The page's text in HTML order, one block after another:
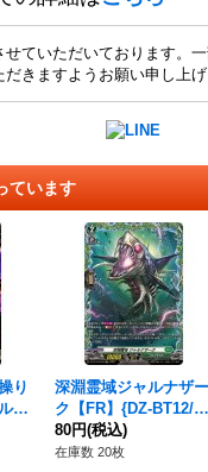
ていただいております。
きますようお願い申し上げ
ています
り
イ
深淵霊域ジャルナザー
ク【FR】{DZ-BT12/F
R40}《ストイケイア》
80円(税込)
在庫数 20枚